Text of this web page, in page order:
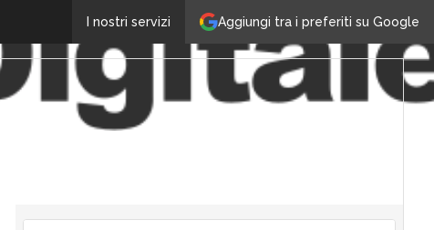
Aggiungi tra i preferiti su Google
I nostri servizi